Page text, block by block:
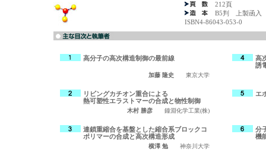
212頁
B5判 上製函入
ISBN4-86043-053-0
高分子の高次構造制御の最前線
高
誘
加藤 隆史 東京大学
リビングカチオン重合による
熱可塑性エラストマーの合成と物性制御
エ
木村 勝彦 鐘淵化学工業(株)
連鎖重縮合を基盤とした縮合系ブロックコ
ポリマーの合成と高次構造形成
分
機
横澤 勉 神奈川大学